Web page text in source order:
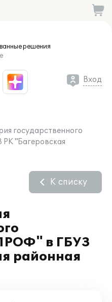
решения
Вход
государственного
"Багеровская
в ГБУЗ
районная
К списку